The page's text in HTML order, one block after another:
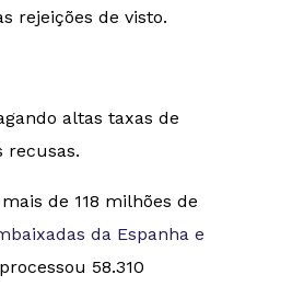
rejeições de visto.
altas taxas de
recusas.
de 118 milhões de
da Espanha e
58.310